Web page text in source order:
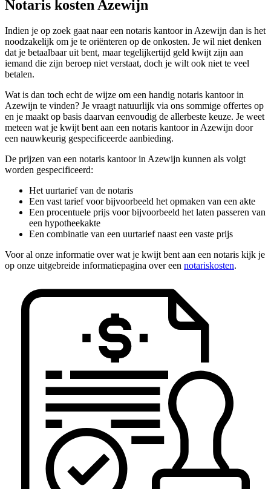
Notaris kosten Azewijn
Indien je op zoek gaat naar een notaris kantoor in Azewijn dan is het
noodzakelijk om je te oriënteren op de onkosten. Je wil niet denken
dat je betaalbaar uit bent, maar tegelijkertijd geld kwijt zijn aan
iemand die zijn beroep niet verstaat, doch je wilt ook niet te veel
betalen.
Wat is dan toch echt de wijze om een handig notaris kantoor in
Azewijn te vinden? Je vraagt natuurlijk via ons sommige offertes op
en je maakt op basis daarvan eenvoudig de allerbeste keuze. Je weet
meteen wat je kwijt bent aan een notaris kantoor in Azewijn door
een nauwkeurig gespecificeerde aanbieding.
De prijzen van een notaris kantoor in Azewijn kunnen als volgt
worden gespecificeerd:
Het uurtarief van de notaris
Een vast tarief voor bijvoorbeeld het opmaken van een akte
Een procentuele prijs voor bijvoorbeeld het laten passeren van
een hypotheekakte
Een combinatie van een uurtarief naast een vaste prijs
Voor al onze informatie over wat je kwijt bent aan een notaris kijk je
op onze uitgebreide informatiepagina over een notariskosten.